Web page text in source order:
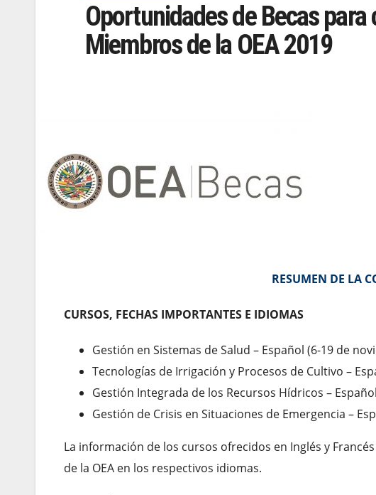
Oportunidades de Becas
Miembros de la OEA 2019
RESUMEN DE LA
CURSOS, FECHAS IMPORTANTES E IDIOMAS
Gestión en Sistemas de Salud – Español (6-19 de
Tecnologías de Irrigación y Procesos de Cultivo –
Gestión Integrada de los Recursos Hídricos –
Gestión de Crisis en Situaciones de Emergencia –
La información de los cursos ofrecidos en Inglés y
de la OEA en los respectivos idiomas.